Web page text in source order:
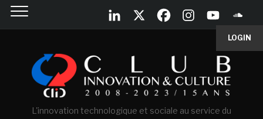
LOGIN
L'innovation technologique et sociale au service du